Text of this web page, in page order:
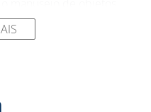
de lixamento que exigem
que envolvam madeira,
- Manuseio de peças
MUCAMBO SA.
Banho Nit Total Tecido